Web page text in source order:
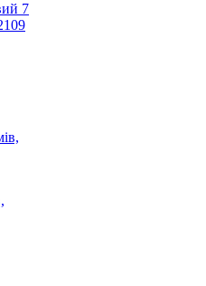
7